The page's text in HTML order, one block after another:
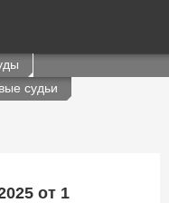
судьи
от 1